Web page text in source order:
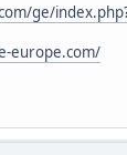
ge/
europe.com/